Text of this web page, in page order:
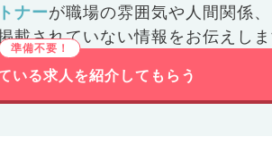
ナーが職場の雰囲気や人間関係、
載されていない情報をお伝えしま
いる求人を紹介してもらう